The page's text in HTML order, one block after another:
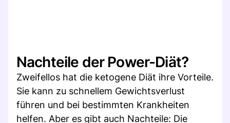
Nachteile der Power-Diät?
Zweifellos hat die ketogene Diät ihre Vorteile.
Sie kann zu schnellem Gewichtsverlust
führen und bei bestimmten Krankheiten
helfen. Aber es gibt auch Nachteile: Die